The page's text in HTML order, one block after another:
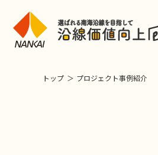
トップ プロジェクト事例紹介